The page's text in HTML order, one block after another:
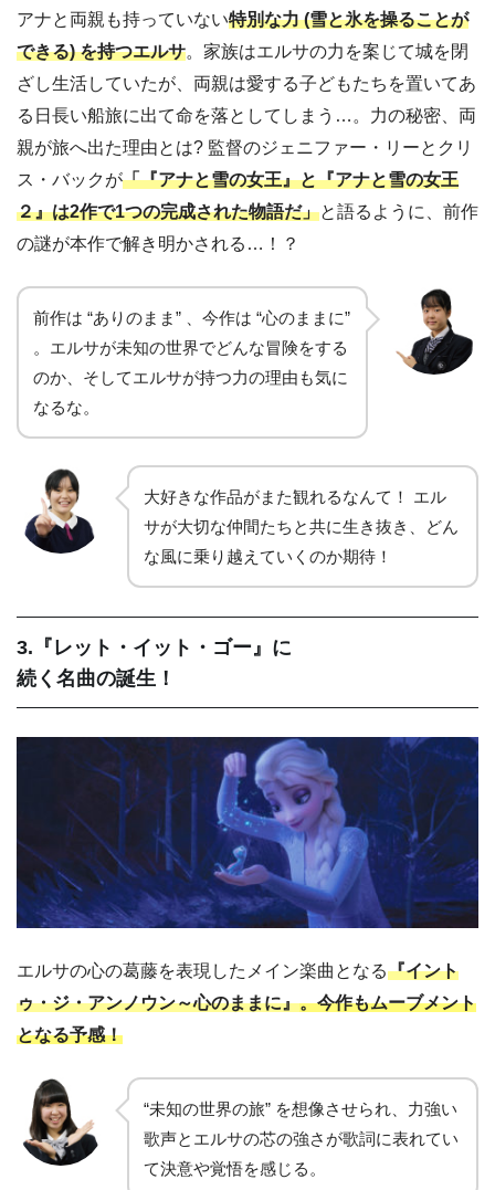
アナと両親も持っていない特別な力 (雪と氷を操ることが
できる) を持つエルサ。家族はエルサの力を案じて城を閉
ざし生活していたが、両親は愛する子どもたちを置いてあ
る日長い船旅に出て命を落としてしまう…。力の秘密、両
親が旅へ出た理由とは? 監督のジェニファー・リーとクリ
ス・バックが「『アナと雪の女王』と『アナと雪の女王
２』は2作で1つの完成された物語だ」と語るように、前作
の謎が本作で解き明かされる…！？
前作は “ありのまま” 、今作は “心のままに”
。エルサが未知の世界でどんな冒険をする
のか、そしてエルサが持つ力の理由も気に
なるな。
大好きな作品がまた観れるなんて！ エル
サが大切な仲間たちと共に生き抜き、どん
な風に乗り越えていくのか期待！
3.『レット・イット・ゴー』に
続く名曲の誕生！
エルサの心の葛藤を表現したメイン楽曲となる『イント
ゥ・ジ・アンノウン～心のままに』。今作もムーブメント
となる予感！
“未知の世界の旅” を想像させられ、力強い
歌声とエルサの芯の強さが歌詞に表れてい
て決意や覚悟を感じる。